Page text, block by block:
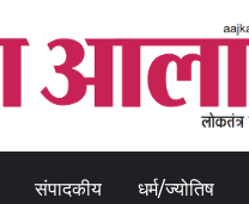
संपादकीय धर्म/ज्योतिष